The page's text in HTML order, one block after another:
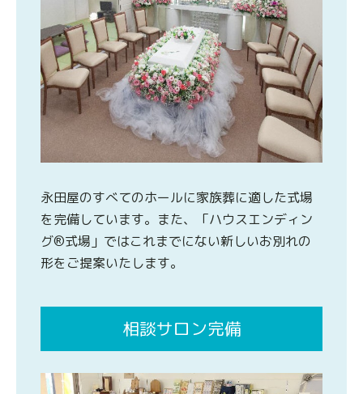
永田屋のすべてのホールに家族葬に適した式場
を完備しています。また、「ハウスエンディン
グ®式場」ではこれまでにない新しいお別れの
形をご提案いたします。
相談サロン完備